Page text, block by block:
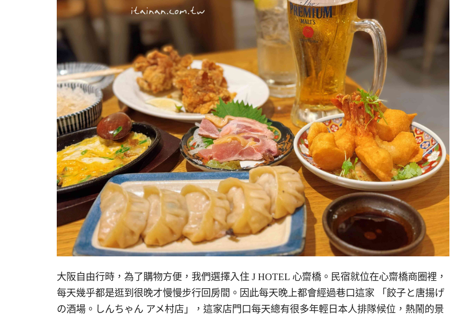
大阪自由行時，為了購物方便，我們選擇入住 J HOTEL 心齋橋。民宿就位在心齋橋商圈裡，
每天幾乎都是逛到很晚才慢慢步行回房間。因此每天晚上都會經過巷口這家 「餃子と唐揚げ
の酒場。しんちゃん アメ村店」，這家店門口每天總有很多年輕日本人排隊候位，熱鬧的景